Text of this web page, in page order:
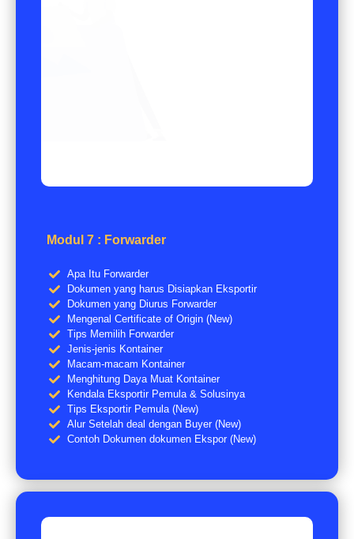
Modul 7 : Forwarder
Apa Itu Forwarder
Dokumen yang harus Disiapkan Eksportir
Dokumen yang Diurus Forwarder
Mengenal Certificate of Origin (New)
Tips Memilih Forwarder
Jenis-jenis Kontainer
Macam-macam Kontainer
Menghitung Daya Muat Kontainer
Kendala Eksportir Pemula & Solusinya
Tips Eksportir Pemula (New)
Alur Setelah deal dengan Buyer (New)
Contoh Dokumen dokumen Ekspor (New)